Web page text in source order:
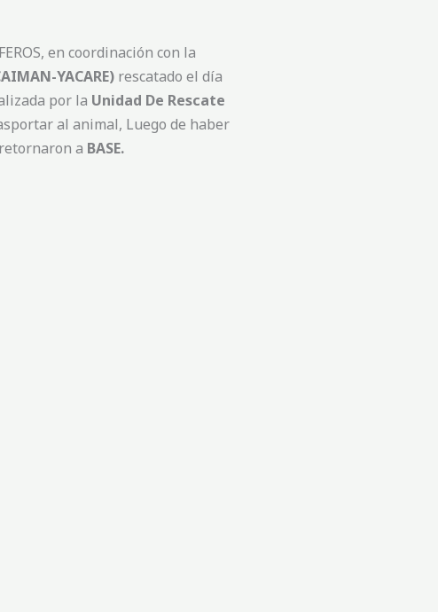
en coordinación con la
YACARE) rescatado el día
por la Unidad De Rescate
al animal, Luego de haber
retornaron a BASE.